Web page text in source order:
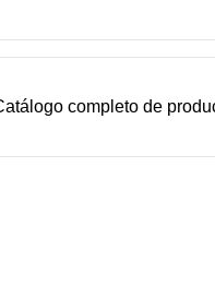
completo de